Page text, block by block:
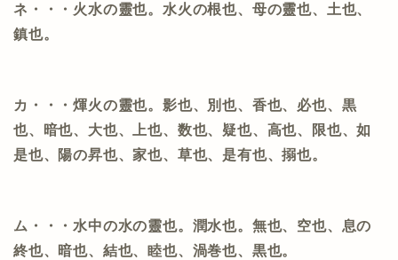
ネ・・・火水の靈也。水火の根也、母の靈也、土也、
鎮也。
カ・・・煇火の靈也。影也、別也、香也、必也、黒
也、暗也、大也、上也、数也、疑也、高也、限也、如
是也、陽の昇也、家也、草也、是有也、搦也。
ム・・・水中の水の靈也。潤水也。無也、空也、息の
終也、暗也、結也、睦也、渦巻也、黒也。